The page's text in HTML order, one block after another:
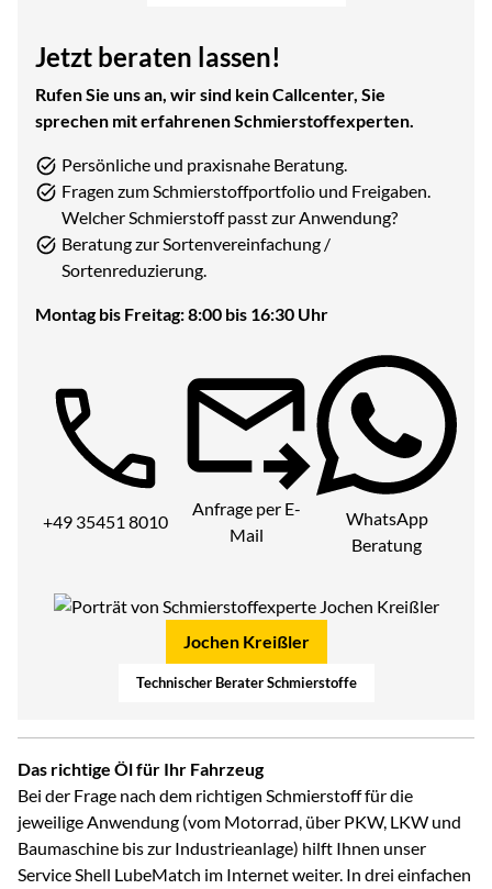
Jetzt beraten lassen!
Rufen Sie uns an, wir sind kein Callcenter, Sie
sprechen mit erfahrenen Schmierstoffexperten.
Persönliche und praxisnahe Beratung.
Fragen zum Schmierstoffportfolio und Freigaben.
Welcher Schmierstoff passt zur Anwendung?
Beratung zur Sortenvereinfachung /
Sortenreduzierung.
Montag bis Freitag: 8:00 bis 16:30 Uhr
Telefon:
+49 35451 8010
Anfrage per E-
Mail
WhatsApp
Beratung
Jochen Kreißler
Technischer Berater Schmierstoffe
Das richtige Öl für Ihr Fahrzeug
Bei der Frage nach dem richtigen Schmierstoff für die
jeweilige Anwendung (vom Motorrad, über PKW, LKW und
Baumaschine bis zur Industrieanlage) hilft Ihnen unser
Service Shell LubeMatch im Internet weiter. In drei einfachen